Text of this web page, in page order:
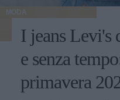
MODA
I jeans Levi's
e senza
primavera